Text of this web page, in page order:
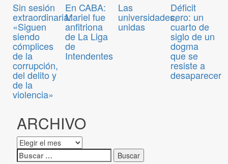
Sin sesión
extraordinaria:
«Siguen
siendo
cómplices
de la
corrupción,
del delito y
de la
violencia»
En CABA:
Mariel fue
anfitriona
de La Liga
de
Intendentes
Las
universidades,
unidas
Déficit
cero: un
cuarto de
siglo de un
dogma
que se
resiste a
desaparecer
ARCHIVO